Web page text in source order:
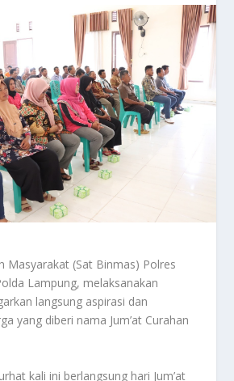
Masyarakat (Sat Binmas) Polres
Lampung, melaksanakan
langsung aspirasi dan
yang diberi nama Jum’at Curahan
kali ini berlangsung hari Jum’at